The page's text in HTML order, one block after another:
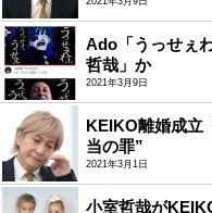
Ado「うっせぇ
哲哉」か
2021年3月9日
KEIKO離婚成立
当の罪”
2021年3月1日
小室哲哉が